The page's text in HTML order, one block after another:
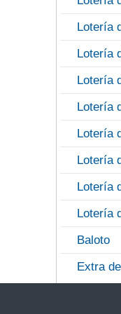
Lotería
Lotería
Lotería
Lotería
Lotería
Lotería
Lotería
Lotería
Baloto
Extra